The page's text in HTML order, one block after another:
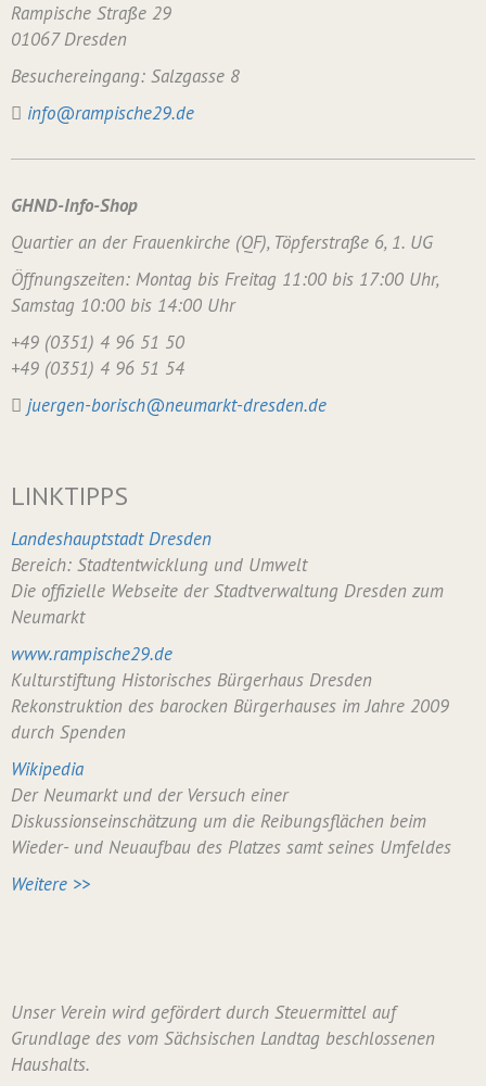
Rampische Straße 29
01067 Dresden
Besuchereingang: Salzgasse 8
info@rampische29.de
GHND-Info-Shop
Quartier an der Frauenkirche (QF), Töpferstraße 6, 1. UG
Öffnungszeiten: Montag bis Freitag 11:00 bis 17:00 Uhr,
Samstag 10:00 bis 14:00 Uhr
+49 (0351) 4 96 51 50
+49 (0351) 4 96 51 54
juergen-borisch@neumarkt-dresden.de
LINKTIPPS
Landeshauptstadt Dresden
Bereich: Stadtentwicklung und Umwelt
Die offizielle Webseite der Stadtverwaltung Dresden zum
Neumarkt
www.rampische29.de
Kulturstiftung Historisches Bürgerhaus Dresden
Rekonstruktion des barocken Bürgerhauses im Jahre 2009
durch Spenden
Wikipedia
Der Neumarkt und der Versuch einer
Diskussionseinschätzung um die Reibungsflächen beim
Wieder- und Neuaufbau des Platzes samt seines Umfeldes
Weitere >>
Unser Verein wird gefördert durch Steuermittel auf
Grundlage des vom Sächsischen Landtag beschlossenen
Haushalts.